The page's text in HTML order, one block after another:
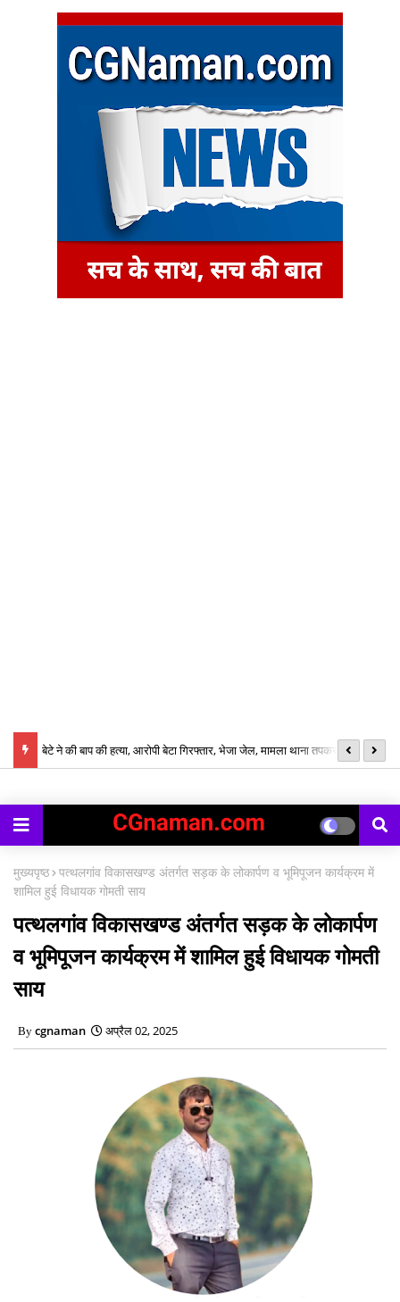
सिंगीबहार का मामला
कार्यालयों में कर्मचारियों की भारी कमी को देखते हुए लिया गया एक महत्वपूर्ण प्रशासनिक
मुख्यपृष्ठ पत्थलगांव विकासखण्ड अंतर्गत सड़क के लोकार्पण व भूमिपूजन कार्यक्रम में
शामिल हुई विधायक गोमती साय
पत्थलगांव विकासखण्ड अंतर्गत सड़क के लोकार्पण
व भूमिपूजन कार्यक्रम में शामिल हुई विधायक गोमती
साय
cgnaman अप्रैल 02, 2025